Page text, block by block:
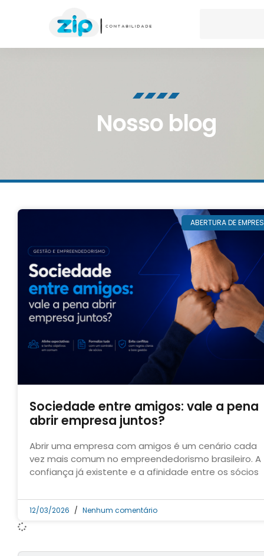
Nosso blog
ABERTURA DE
Sociedade entre amigos: vale a pena
abrir empresa juntos?
Abrir uma empresa com amigos é um cenário cada
vez mais comum no empreendedorismo brasileiro. A
confiança já existente e a afinidade entre os sócios
12/03/2026 Nenhum comentário